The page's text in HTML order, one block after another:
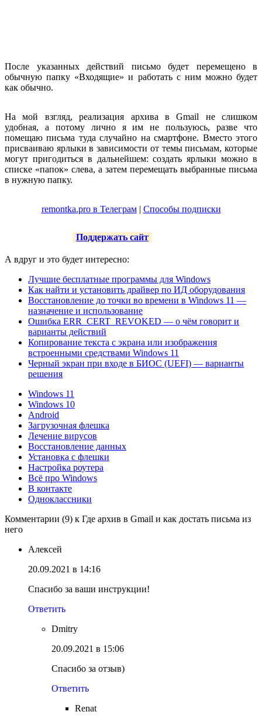
После указанных действий письмо будет перемещено в
обычную папку «Входящие» и работать с ним можно будет
как обычно.
На мой взгляд, реализация архива в Gmail не слишком
удобная, а потому лично я им не пользуюсь, разве что
помещаю письма туда случайно на смартфоне. Вместо этого
присваиваю ярлыки в зависимости от темы письмам, которые
могут пригодиться в дальнейшем: создать ярлыки можно в
списке «папок» слева, а затем перемещать выбранные письма
в нужную папку.
remontka.pro в Телеграм| Способы подписки
Поддержать сайт
А вдруг и это будет интересно:
Лучшие бесплатные программы для Windows
Как найти и установить драйвер по ИД оборудования
Восстановление до точки во времени в Windows 11 —
назначение и использование
Ошибка ERR_CERT_REVOKED — о чём говорит и
варианты действий
Копирование текста с экрана или изображения
встроенными средствами Windows 11
Черный экран при входе в БИОС (UEFI) — варианты
решения
Windows 11
Windows 10
Android
Загрузочная флешка
Лечение вирусов
Восстановление данных
Установка с флешки
Настройка роутера
Всё про Windows
В контакте
Одноклассники
Комментарии (9) к Где архив в Gmail и как достать письма из
него
Алексей
20.09.2021 в 14:16
Спасибо за ваши инструкции!
Ответить
Dmitry
20.09.2021 в 15:06
Спасибо за отзыв)
Ответить
Renat